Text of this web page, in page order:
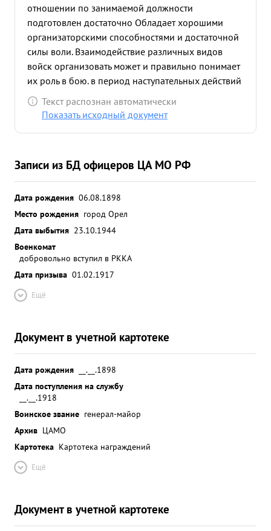
отношении по занимаемой должности
подготовлен достаточно Обладает хорошими
организаторскими способностями и достаточной
силы воли. Взаимодействие различных видов
войск организовать может и правильно понимает
их роль в бою. в период наступательных действий
армии с 10.7 44 г руководил действиями
армейской подвижной группы Благодаря умелым
войскам правого крыла армии безпрепятственно
преследовать противника. Занимаемой
должности соответствует. За выслугу лет в Красной
Армии достоин награждения орденом "ЛЕНИНА".
...»
Текст распознан автоматически
Показать исходный документ
Записи из БД офицеров ЦА МО РФ
Дата рождения 06.08.1898
Место рождения город Орел
Дата выбытия 23.10.1944
Военкомат
добровольно вступил в РККА
Дата призыва 01.02.1917
Ещё
Документ в учетной картотеке
Дата рождения
__.__.1898
Дата поступления на службу
__.__.1918
Воинское звание генерал-майор
Архив ЦАМО
Картотека Картотека награждений
Ещё
Документ в учетной картотеке